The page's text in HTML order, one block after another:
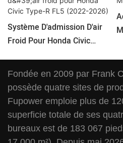
Système D'admission D'air
Froid Pour Honda Civic
Fondée en 2009 par Frank
possède quatre sites de
Fupower emploie plus de
superficie totale de ses
bureaux est de 183 067